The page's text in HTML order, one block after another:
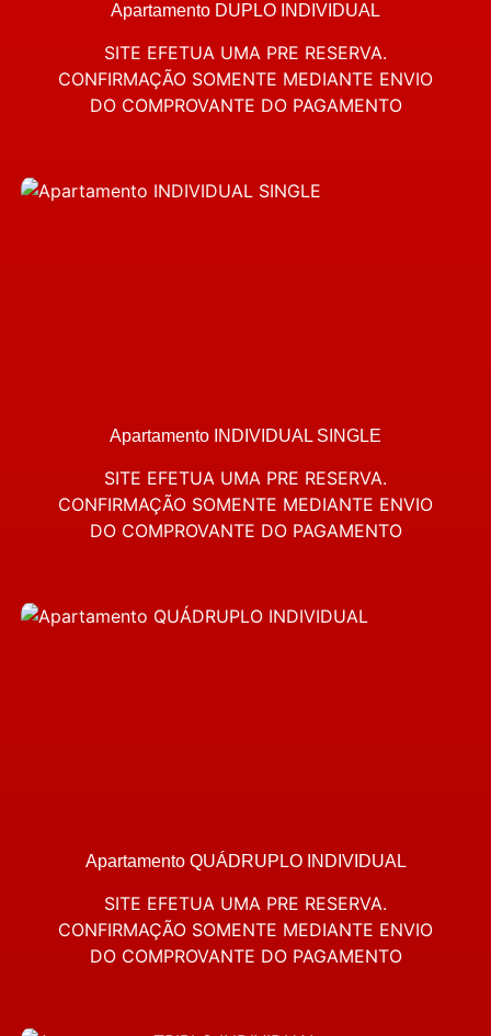
Apartamento DUPLO INDIVIDUAL
SITE EFETUA UMA PRE RESERVA.
CONFIRMAÇÃO SOMENTE MEDIANTE ENVIO
DO COMPROVANTE DO PAGAMENTO
Apartamento INDIVIDUAL SINGLE
SITE EFETUA UMA PRE RESERVA.
CONFIRMAÇÃO SOMENTE MEDIANTE ENVIO
DO COMPROVANTE DO PAGAMENTO
Apartamento QUÁDRUPLO INDIVIDUAL
SITE EFETUA UMA PRE RESERVA.
CONFIRMAÇÃO SOMENTE MEDIANTE ENVIO
DO COMPROVANTE DO PAGAMENTO